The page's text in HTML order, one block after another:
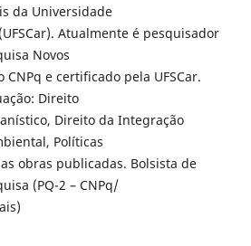
da Universidade
Atualmente é pesquisador
Novos
e certificado pela UFSCar.
Direito
Direito da Integração
Políticas
obras publicadas. Bolsista de
(PQ-2 – CNPq/